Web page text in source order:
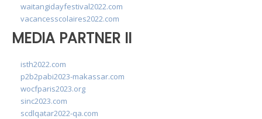
waitangidayfestival2022.com
vacancesscolaires2022.com
MEDIA PARTNER II
isth2022.com
p2b2pabi2023-makassar.com
wocfparis2023.org
sinc2023.com
scdlqatar2022-qa.com